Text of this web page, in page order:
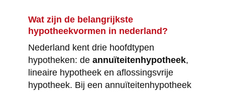
Wat zijn de belangrijkste
hypotheekvormen in nederland?
Nederland kent drie hoofdtypen
hypotheken: de annuïteitenhypotheek,
lineaire hypotheek en aflossingsvrije
hypotheek. Bij een annuïteitenhypotheek